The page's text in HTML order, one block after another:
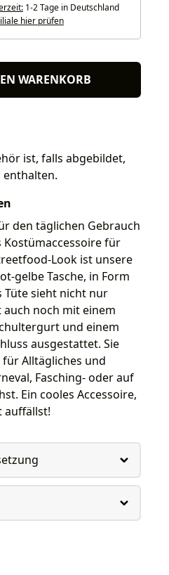
1-2 Tage in Deutschland
hier prüfen
WARENKORB
ist, falls abgebildet,
den täglichen Gebrauch
Kostümaccessoire für
Look ist unsere
gelbe Tasche, in Form
Tüte sieht nicht nur
noch mit einem
und einem
ausgestattet. Sie
Alltägliches und
Fasching- oder auf
Ein cooles Accessoire,
auffällst!